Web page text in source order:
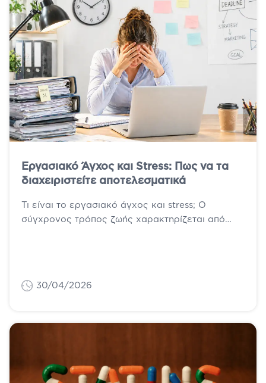
Εργασιακό Άγχος και Stress: Πως να τα
διαχειριστείτε αποτελεσματικά
Τι είναι το εργασιακό άγχος και stress; Ο
σύγχρονος τρόπος ζωής χαρακτηρίζεται από
30/04/2026